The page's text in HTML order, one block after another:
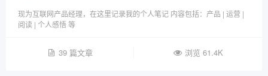
现为互联网产品经理，在这里记录我的个人笔记 内容包括：产品 | 运营 |
阅读 | 个人感悟 等
39 篇文章 浏览 61.4K